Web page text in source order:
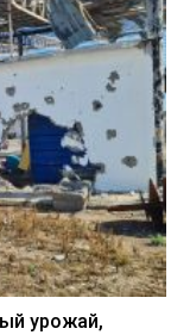
урожай,